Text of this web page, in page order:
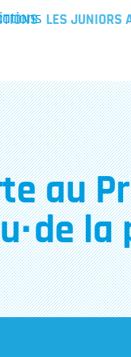
LES JUNIORS
au
la